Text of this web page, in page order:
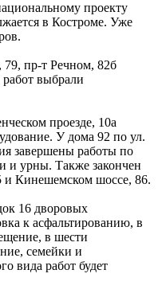
проекту
в Костроме. Уже
пр-т Речном, 82б
выбрали
проезде, 10а
У дома 92 по ул.
завершены работы по
и урны. Также закончен
Кинешемском шоссе, 86.
16 дворовых
к асфальтированию, в
в шести
семейки и
вида работ будет